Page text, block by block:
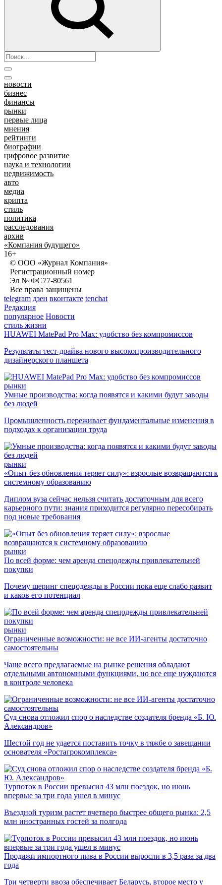
новости
бизнес
финансы
рынки
первые лица
мнения
рейтинги
биографии
цифровое развитие
наука и технологии
недвижимость
авто
медиа
крипта
стиль
политика
расследования
архив
«Компания будущего»
16+
© ООО «Журнал Компания»
Регистрационный номер
Эл № ФС77-80561
Все права защищены
telegram дзен вконтакте tenchat
Редакция
популярное Новости
стиль жизни
HUAWEI MatePad Pro Max: удобство без компромиссов
Результаты тест-драйва нового высокопроизводительного
дизайнерского планшета
рынки
Умные производства: когда появятся и какими будут заводы
без людей
Промышленность переживает фундаментальные изменения в
подходах к организации труда
рынки
«Опыт без обновления теряет силу»: взрослые возвращаются к
системному образованию
Диплом вуза сейчас нельзя считать достаточным для всего
карьерного пути: знания приходится регулярно пересобирать
под новые требования
рынки
По всей форме: чем аренда спецодежды привлекательней
покупки
Почему шеринг спецодежды в России пока еще слабо развит
и каков его потенциал
рынки
Ограниченные возможности: не все ИИ-агенты достаточно
самостоятельны
Чаще всего предлагаемые на рынке решения обладают
отдельными автономными функциями, но все еще нуждаются
в контроле человека
Суд снова отложил спор о наследстве создателя бренда «Б. Ю.
Александров»
Шестой год не удается поставить точку в тяжбе о завещании
основателя «Ростагрокомплекса»
Турпоток в России превысил 43 млн поездок, но июнь
впервые за три года ушел в минус
Въездной туризм растет вчетверо быстрее общего рынка: 2,5
млн иностранных гостей за полгода
Продажи импортного пива в России выросли в 3,5 раза за два
года
Три четверти ввоза обеспечивает Беларусь, второе место у